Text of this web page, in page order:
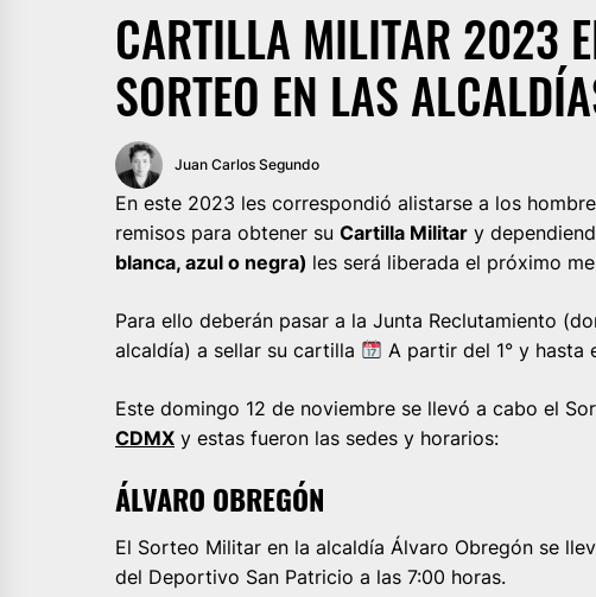
CARTILLA MILITAR 2023
SORTEO EN LAS
Juan Carlos Segundo
En este 2023 les correspondió alistarse a los
remisos para obtener su Cartilla Militar y
blanca, azul o negra) les será liberada el próximo
Para ello deberán pasar a la Junta Reclutamiento
alcaldía) a sellar su cartilla
A partir del 1° y hasta
Este domingo 12 de noviembre se llevó a cabo el
CDMX y estas fueron las sedes y horarios:
ÁLVARO OBREGÓN
El Sorteo Militar en la alcaldía Álvaro Obregón se
del Deportivo San Patricio a las 7:00 horas.